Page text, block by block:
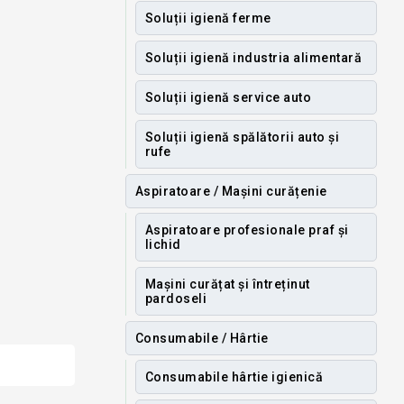
Soluții igienă ferme
Soluții igienă industria alimentară
Soluții igienă service auto
Soluții igienă spălătorii auto și
rufe
Aspiratoare / Mașini curățenie
Aspiratoare profesionale praf și
lichid
Mașini curățat și întreținut
pardoseli
Consumabile / Hârtie
Consumabile hârtie igienică